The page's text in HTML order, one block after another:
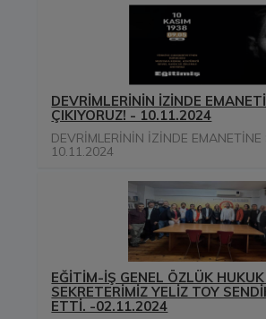
DEVRİMLERİNİN İZİNDE
ÇIKIYORUZ! - 10.11.2024
DEVRİMLERİNİN İZİNDE
10.11.2024
EĞİTİM-İŞ GENEL ÖZLÜK
SEKRETERİMİZ YELİZ TOY
ETTİ. -02.11.2024